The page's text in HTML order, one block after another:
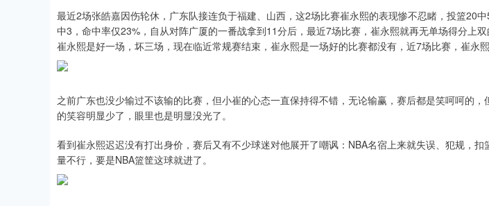
最近2场张皓嘉因伤轮休，广东队接连负于福建、山西，这2场比赛崔永熙的表现惨不忍睹，投篮20
中3，命中率仅23%，自从对阵广厦的一番战拿到11分后，最近7场比赛，崔永熙就再无单场得分上双
崔永熙是好一场，坏三场，现在临近常规赛结束，崔永熙是一场好的比赛都没有，近7场比赛，崔永熙
之前广东也没少输过不该输的比赛，但小崔的心态一直保持得不错，无论输赢，赛后都是笑呵呵的
的笑容明显少了，眼里也是明显没光了。
看到崔永熙迟迟没有打出身价，赛后又有不少球迷对他展开了嘲讽：NBA名宿上来就失误、犯规，扣
量不行，要是NBA篮筐这球就进了。